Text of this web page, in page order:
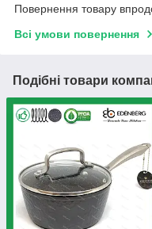
Повернення товару
Всі умови повернення
Подібні товари